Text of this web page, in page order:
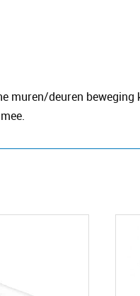
muren/deuren beweging